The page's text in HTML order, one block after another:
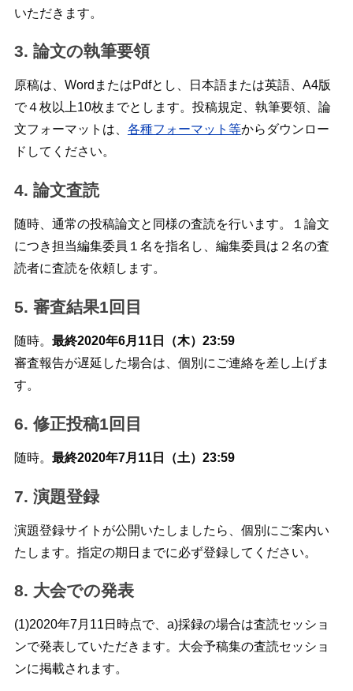
いただきます。
3. 論文の執筆要領
原稿は、WordまたはPdfとし、日本語または英語、A4版
で４枚以上10枚までとします。投稿規定、執筆要領、論
文フォーマットは、 各種フォーマット等からダウンロー
ドしてください。
4. 論文査読
随時、通常の投稿論文と同様の査読を行います。１論文
につき担当編集委員１名を指名し、編集委員は２名の査
読者に査読を依頼します。
5. 審査結果1回目
随時。 最終2020年6月11日（木）23:59
審査報告が遅延した場合は、個別にご連絡を差し上げま
す。
6. 修正投稿1回目
随時。 最終2020年7月11日（土）23:59
7. 演題登録
演題登録サイトが公開いたしましたら、個別にご案内い
たします。指定の期日までに必ず登録してください。
8. 大会での発表
(1)2020年7月11日時点で、a)採録の場合は査読セッショ
ンで発表していただきます。大会予稿集の査読セッショ
ンに掲載されます。